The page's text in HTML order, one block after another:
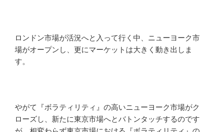
ロンドン市場が活況へと入って行く中、ニューヨーク市
場がオープンし、更にマーケットは大きく動き出しま
す。
やがて『ボラティリティ』の高いニューヨーク市場がク
ローズし、新たに東京市場へとバトンタッチするのです